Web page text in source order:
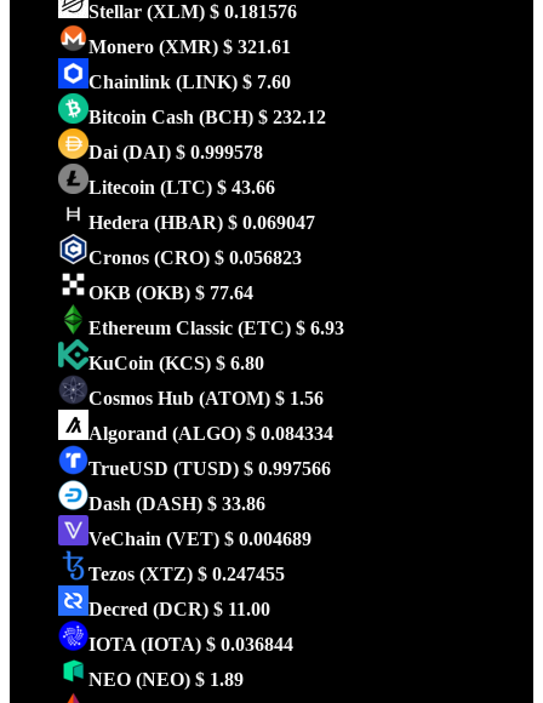
Stellar (XLM) $ 0.181576
Monero (XMR) $ 321.61
Chainlink (LINK) $ 7.60
Bitcoin Cash (BCH) $ 232.12
Dai (DAI) $ 0.999578
Litecoin (LTC) $ 43.66
Hedera (HBAR) $ 0.069047
Cronos (CRO) $ 0.056823
OKB (OKB) $ 77.64
Ethereum Classic (ETC) $ 6.93
KuCoin (KCS) $ 6.80
Cosmos Hub (ATOM) $ 1.56
Algorand (ALGO) $ 0.084334
TrueUSD (TUSD) $ 0.997566
Dash (DASH) $ 33.86
VeChain (VET) $ 0.004689
Tezos (XTZ) $ 0.247455
Decred (DCR) $ 11.00
IOTA (IOTA) $ 0.036844
NEO (NEO) $ 1.89